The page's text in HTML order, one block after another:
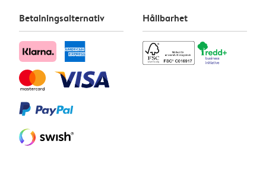
Betalningsalternativ Hållbarhet